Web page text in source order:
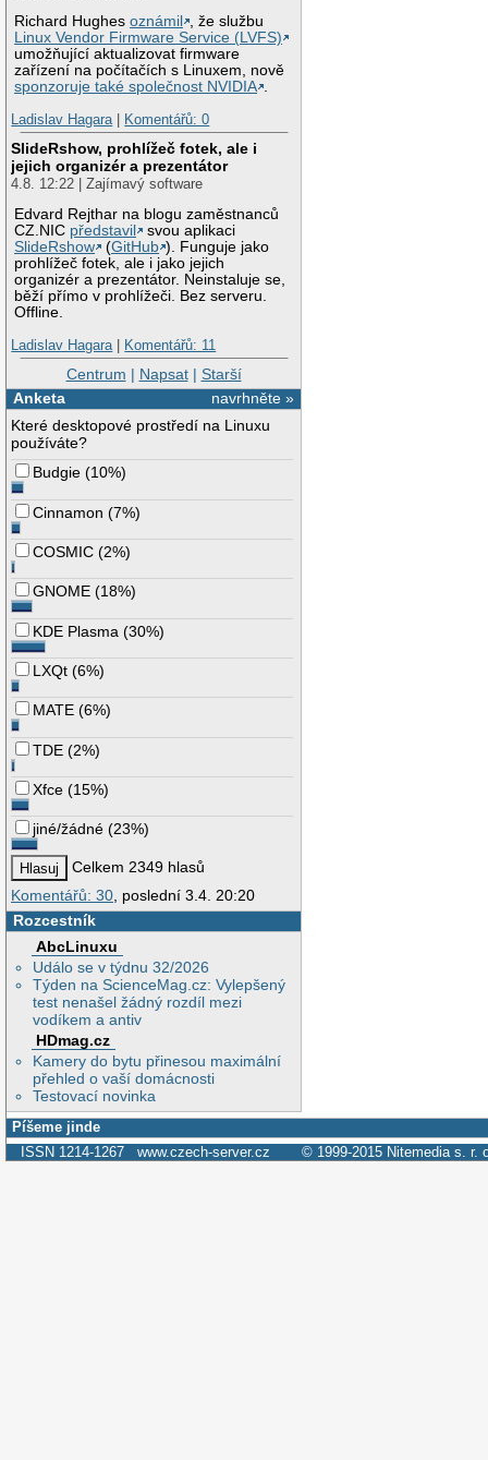
Richard Hughesoznámil
, že službu
Linux Vendor Firmware Service (LVFS)
umožňující aktualizovat firmware
zařízení na počítačích s Linuxem, nově
sponzoruje také společnost NVIDIA .
Ladislav Hagara| Komentářů: 0
SlideRshow, prohlížeč fotek, ale i
jejich organizér a prezentátor
4.8. 12:22 | Zajímavý software
Edvard Rejthar na blogu zaměstnanců
CZ.NIC představil
svou aplikaci
SlideRshow
(GitHub ). Funguje jako
prohlížeč fotek, ale i jako jejich
organizér a prezentátor. Neinstaluje se,
běží přímo v prohlížeči. Bez serveru.
Offline.
Ladislav Hagara| Komentářů: 11
Centrum | Napsat| Starší
navrhněte »
Anketa
Které desktopové prostředí na Linuxu
používáte?
Budgie (10%)
Cinnamon (7%)
COSMIC (2%)
GNOME (18%)
KDE Plasma (30%)
LXQt (6%)
MATE (6%)
TDE (2%)
Xfce (15%)
jiné/žádné (23%)
Celkem 2349 hlasů
Komentářů: 30 , poslední 3.4. 20:20
Rozcestník
AbcLinuxu
Událo se v týdnu 32/2026
Týden na ScienceMag.cz: Vylepšený
test nenašel žádný rozdíl mezi
vodíkem a antiv
HDmag.cz
Kamery do bytu přinesou maximální
přehled o vaší domácnosti
Testovací novinka
Píšeme jinde
ISSN 1214-1267 www.czech-server.cz © 1999-2015 Nitemedia s. r.